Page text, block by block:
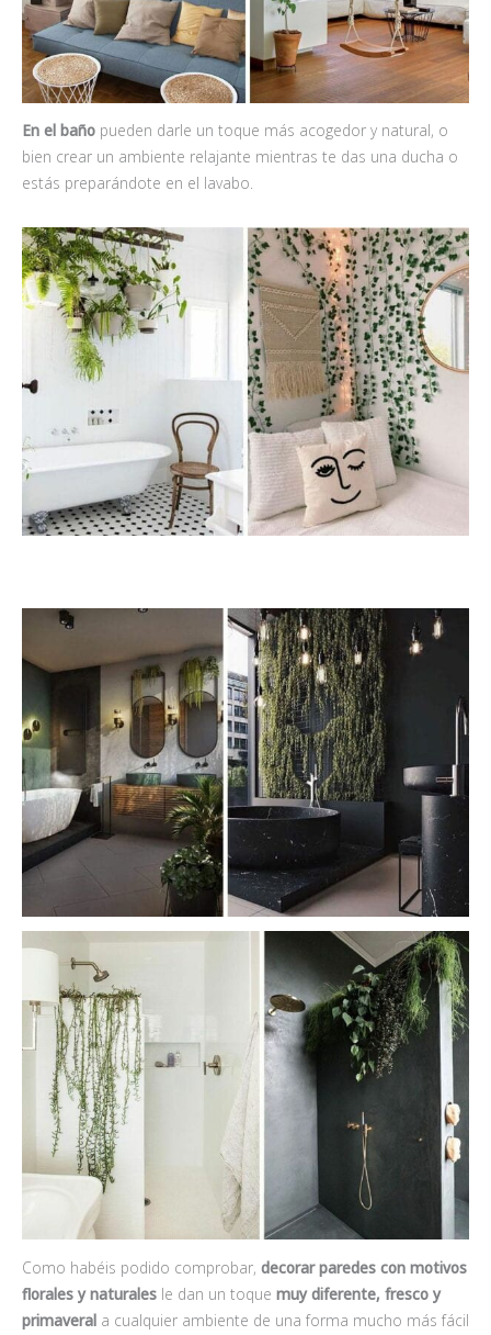
En el baño pueden darle un toque más acogedor y natural, o
bien crear un ambiente relajante mientras te das una ducha o
estás preparándote en el lavabo.
Como habéis podido comprobar, decorar paredes con motivos
florales y naturales le dan un toque muy diferente, fresco y
primaveral a cualquier ambiente de una forma mucho más fácil